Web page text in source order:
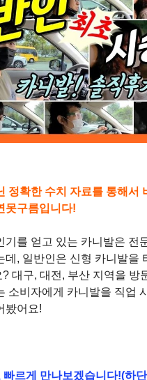
정확한 수치 자료를 통해서
못구름입니다!
기를 얻고 있는 카니발은 전
데, 일반인은 신형 카니발을
? 대구, 대전, 부산 지역을 방
소비자에게 카니발을 직업
봤어요!
빠르게 만나보겠습니다!(하